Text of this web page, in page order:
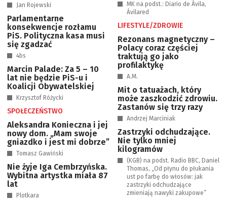
Jan Rojewski
Parlamentarne
konsekwencje rozłamu
PiS. Polityczna kasa musi
się zgadzać
4bs
Marcin Palade: Za 5 – 10
lat nie będzie PiS-u i
Koalicji Obywatelskiej
Krzysztof Różycki
SPOŁECZEŃSTWO
Aleksandra Konieczna i jej
nowy dom. „Mam swoje
gniazdko i jest mi dobrze”
Tomasz Gawiński
Nie żyje Iga Cembrzyńska.
Wybitna artystka miała 87
lat
Plotkara
MK na podst.: Diario de Ávila,
Ávilared
LIFESTYLE/ZDROWIE
Rezonans magnetyczny –
Polacy coraz częściej
traktują go jako
profilaktykę
A.M.
Mit o tatuażach, który
może zaszkodzić zdrowiu.
Zastanów się trzy razy
Andrzej Marciniak
Zastrzyki odchudzające.
Nie tylko mniej
kilogramów
(KGB) na podst. Radio BBC, Daniel
Thomas, „Od płynu do płukania
ust po farbę do włosów: jak
zastrzyki odchudzające
zmieniają nawyki zakupowe”